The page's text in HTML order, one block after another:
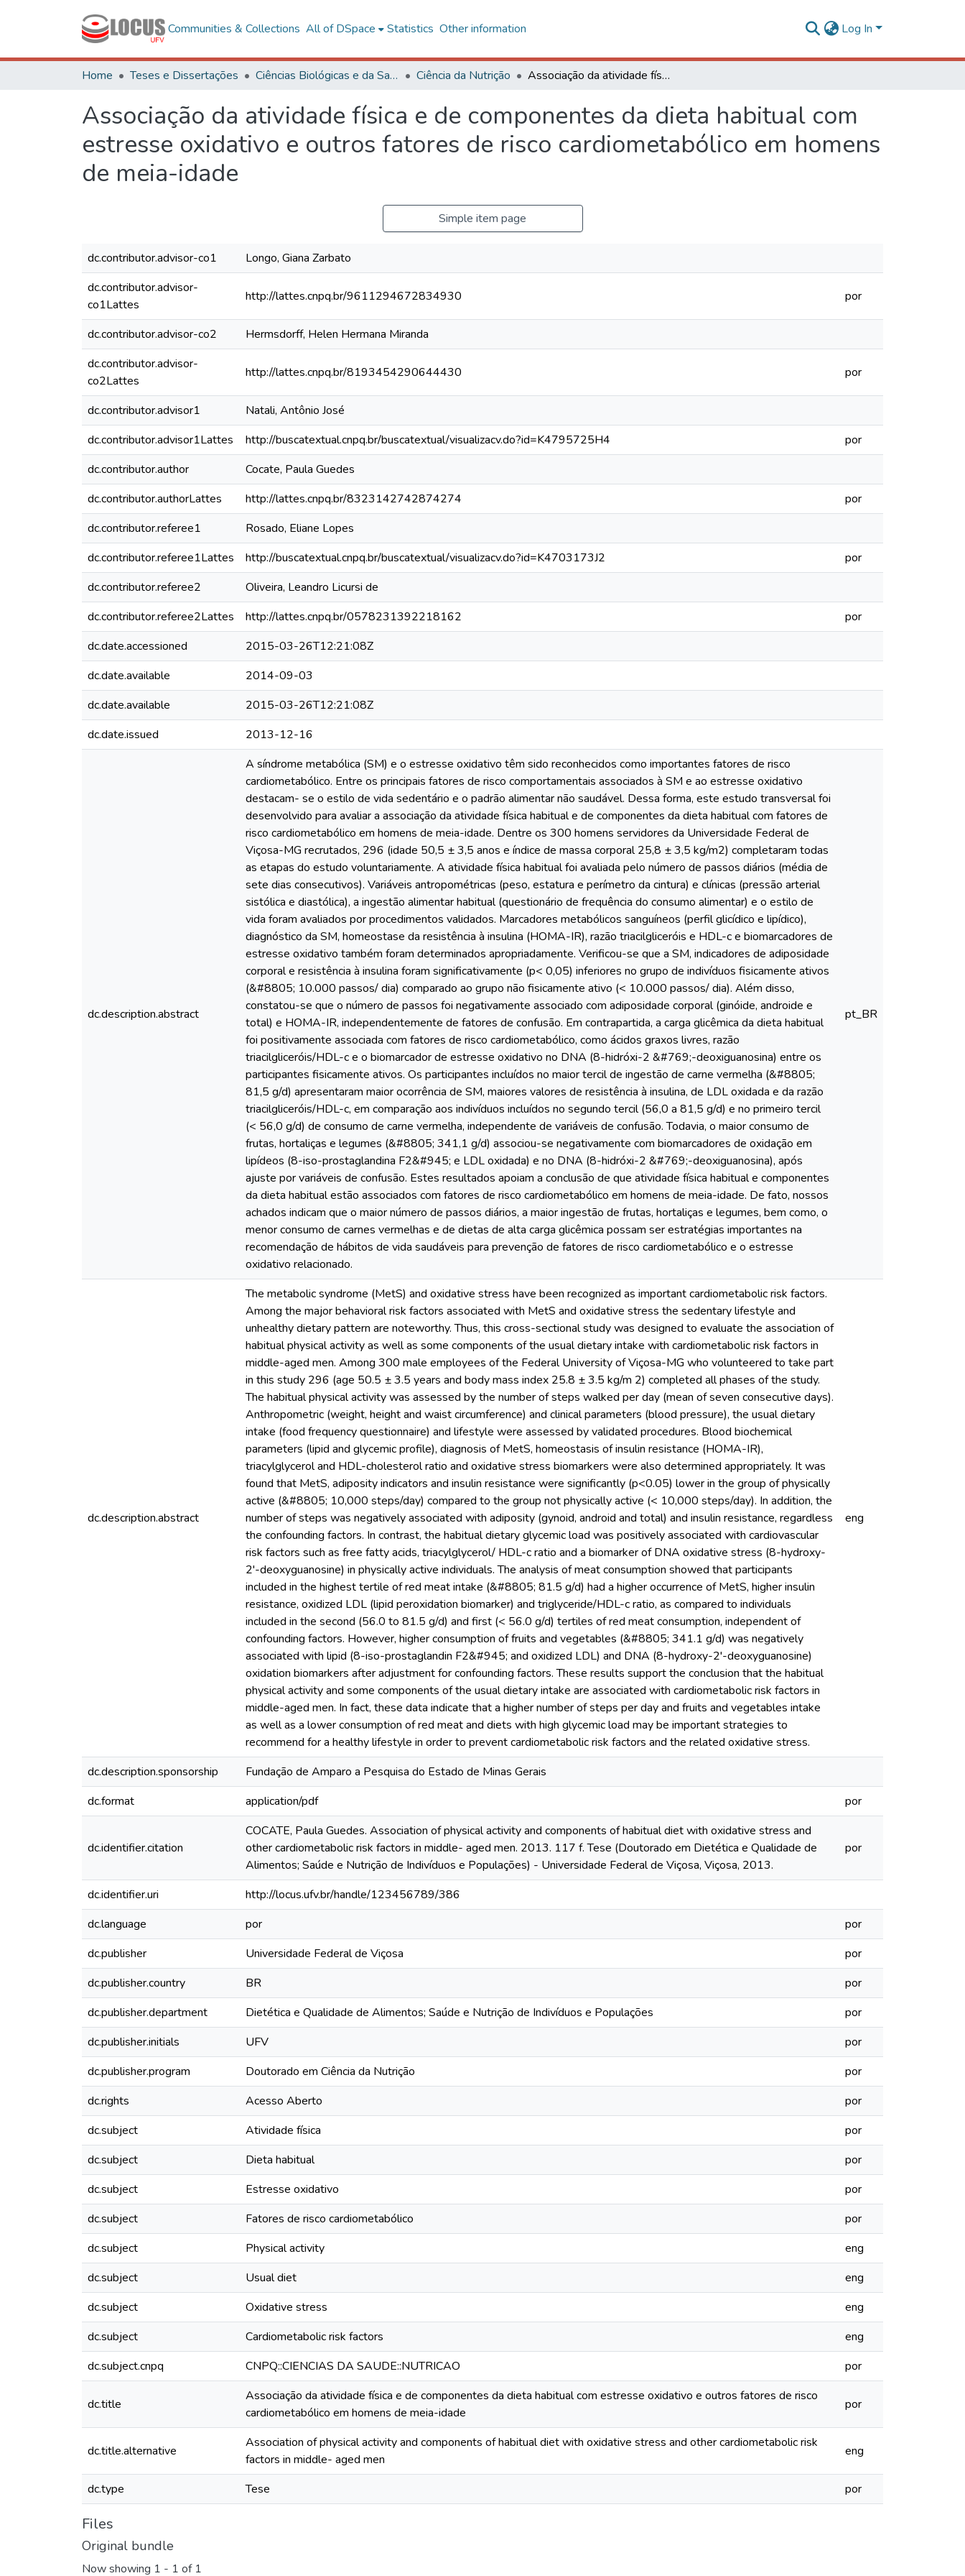
Communities & Collections All of DSpace Statistics Other information Log In
Home Teses e Dissertações Ciências Biológicas e da Saúde Ciência da Nutrição Associação da atividade física e de componentes da dieta habitual com estresse oxidativo e outros fatores de risco cardiometabólico em homens de meia-idade
Associação da atividade física e de componentes da dieta habitual com
estresse oxidativo e outros fatores de risco cardiometabólico em homens
de meia-idade
Simple item page
dc.contributor.advisor-co1
Longo, Giana Zarbato
dc.contributor.advisor-
co1Lattes
http://lattes.cnpq.br/9611294672834930 por
dc.contributor.advisor-co2
Hermsdorff, Helen Hermana Miranda
dc.contributor.advisor-
co2Lattes
http://lattes.cnpq.br/8193454290644430 por
dc.contributor.advisor1
Natali, Antônio José
dc.contributor.advisor1Lattes
http://buscatextual.cnpq.br/buscatextual/visualizacv.do?id=K4795725H4
por
dc.contributor.author
Cocate, Paula Guedes
dc.contributor.authorLattes
http://lattes.cnpq.br/8323142742874274
por
dc.contributor.referee1
Rosado, Eliane Lopes
dc.contributor.referee1Lattes
http://buscatextual.cnpq.br/buscatextual/visualizacv.do?id=K4703173J2
por
dc.contributor.referee2
Oliveira, Leandro Licursi de
dc.contributor.referee2Lattes
http://lattes.cnpq.br/0578231392218162
por
dc.date.accessioned
2015-03-26T12:21:08Z
dc.date.available
2014-09-03
dc.date.available
2015-03-26T12:21:08Z
dc.date.issued
2013-12-16
dc.description.abstract
A síndrome metabólica (SM) e o estresse oxidativo têm sido reconhecidos como importantes fatores de risco
cardiometabólico. Entre os principais fatores de risco comportamentais associados à SM e ao estresse oxidativo
destacam- se o estilo de vida sedentário e o padrão alimentar não saudável. Dessa forma, este estudo transversal foi
desenvolvido para avaliar a associação da atividade física habitual e de componentes da dieta habitual com fatores de
risco cardiometabólico em homens de meia-idade. Dentre os 300 homens servidores da Universidade Federal de
Viçosa-MG recrutados, 296 (idade 50,5 ± 3,5 anos e índice de massa corporal 25,8 ± 3,5 kg/m2) completaram todas
as etapas do estudo voluntariamente. A atividade física habitual foi avaliada pelo número de passos diários (média de
sete dias consecutivos). Variáveis antropométricas (peso, estatura e perímetro da cintura) e clínicas (pressão arterial
sistólica e diastólica), a ingestão alimentar habitual (questionário de frequência do consumo alimentar) e o estilo de
vida foram avaliados por procedimentos validados. Marcadores metabólicos sanguíneos (perfil glicídico e lipídico),
diagnóstico da SM, homeostase da resistência à insulina (HOMA-IR), razão triacilgliceróis e HDL-c e biomarcadores de
estresse oxidativo também foram determinados apropriadamente. Verificou-se que a SM, indicadores de adiposidade
corporal e resistência à insulina foram significativamente (p< 0,05) inferiores no grupo de indivíduos fisicamente ativos
(&#8805; 10.000 passos/ dia) comparado ao grupo não fisicamente ativo (< 10.000 passos/ dia). Além disso,
constatou-se que o número de passos foi negativamente associado com adiposidade corporal (ginóide, androide e
total) e HOMA-IR, independentemente de fatores de confusão. Em contrapartida, a carga glicêmica da dieta habitual
foi positivamente associada com fatores de risco cardiometabólico, como ácidos graxos livres, razão
triacilgliceróis/HDL-c e o biomarcador de estresse oxidativo no DNA (8-hidróxi-2 &#769;-deoxiguanosina) entre os
participantes fisicamente ativos. Os participantes incluídos no maior tercil de ingestão de carne vermelha (&#8805;
81,5 g/d) apresentaram maior ocorrência de SM, maiores valores de resistência à insulina, de LDL oxidada e da razão
triacilgliceróis/HDL-c, em comparação aos indivíduos incluídos no segundo tercil (56,0 a 81,5 g/d) e no primeiro tercil
(< 56,0 g/d) de consumo de carne vermelha, independente de variáveis de confusão. Todavia, o maior consumo de
frutas, hortaliças e legumes (&#8805; 341,1 g/d) associou-se negativamente com biomarcadores de oxidação em
lipídeos (8-iso-prostaglandina F2&#945; e LDL oxidada) e no DNA (8-hidróxi-2 &#769;-deoxiguanosina), após
ajuste por variáveis de confusão. Estes resultados apoiam a conclusão de que atividade física habitual e componentes
da dieta habitual estão associados com fatores de risco cardiometabólico em homens de meia-idade. De fato, nossos
achados indicam que o maior número de passos diários, a maior ingestão de frutas, hortaliças e legumes, bem como, o
menor consumo de carnes vermelhas e de dietas de alta carga glicêmica possam ser estratégias importantes na
recomendação de hábitos de vida saudáveis para prevenção de fatores de risco cardiometabólico e o estresse
oxidativo relacionado.
pt_BR
dc.description.abstract
The metabolic syndrome (MetS) and oxidative stress have been recognized as important cardiometabolic risk factors.
Among the major behavioral risk factors associated with MetS and oxidative stress the sedentary lifestyle and
unhealthy dietary pattern are noteworthy. Thus, this cross-sectional study was designed to evaluate the association of
habitual physical activity as well as some components of the usual dietary intake with cardiometabolic risk factors in
middle-aged men. Among 300 male employees of the Federal University of Viçosa-MG who volunteered to take part
in this study 296 (age 50.5 ± 3.5 years and body mass index 25.8 ± 3.5 kg/m 2) completed all phases of the study.
The habitual physical activity was assessed by the number of steps walked per day (mean of seven consecutive days).
Anthropometric (weight, height and waist circumference) and clinical parameters (blood pressure), the usual dietary
intake (food frequency questionnaire) and lifestyle were assessed by validated procedures. Blood biochemical
parameters (lipid and glycemic profile), diagnosis of MetS, homeostasis of insulin resistance (HOMA-IR),
triacylglycerol and HDL-cholesterol ratio and oxidative stress biomarkers were also determined appropriately. It was
found that MetS, adiposity indicators and insulin resistance were significantly (p<0.05) lower in the group of physically
active (&#8805; 10,000 steps/day) compared to the group not physically active (< 10,000 steps/day). In addition, the
number of steps was negatively associated with adiposity (gynoid, android and total) and insulin resistance, regardless
the confounding factors. In contrast, the habitual dietary glycemic load was positively associated with cardiovascular
risk factors such as free fatty acids, triacylglycerol/ HDL-c ratio and a biomarker of DNA oxidative stress (8-hydroxy-
2'-deoxyguanosine) in physically active individuals. The analysis of meat consumption showed that participants
included in the highest tertile of red meat intake (&#8805; 81.5 g/d) had a higher occurrence of MetS, higher insulin
resistance, oxidized LDL (lipid peroxidation biomarker) and triglyceride/HDL-c ratio, as compared to individuals
included in the second (56.0 to 81.5 g/d) and first (< 56.0 g/d) tertiles of red meat consumption, independent of
confounding factors. However, higher consumption of fruits and vegetables (&#8805; 341.1 g/d) was negatively
associated with lipid (8-iso-prostaglandin F2&#945; and oxidized LDL) and DNA (8-hydroxy-2'-deoxyguanosine)
oxidation biomarkers after adjustment for confounding factors. These results support the conclusion that the habitual
physical activity and some components of the usual dietary intake are associated with cardiometabolic risk factors in
middle-aged men. In fact, these data indicate that a higher number of steps per day and fruits and vegetables intake
as well as a lower consumption of red meat and diets with high glycemic load may be important strategies to
recommend for a healthy lifestyle in order to prevent cardiometabolic risk factors and the related oxidative stress.
eng
dc.description.sponsorship
Fundação de Amparo a Pesquisa do Estado de Minas Gerais
dc.format
application/pdf por
dc.identifier.citation
COCATE, Paula Guedes. Association of physical activity and components of habitual diet with oxidative stress and
other cardiometabolic risk factors in middle- aged men. 2013. 117 f. Tese (Doutorado em Dietética e Qualidade de
Alimentos; Saúde e Nutrição de Indivíduos e Populações) - Universidade Federal de Viçosa, Viçosa, 2013.
por
dc.identifier.uri
http://locus.ufv.br/handle/123456789/386
dc.language
por
por
dc.publisher
Universidade Federal de Viçosa
por
dc.publisher.country
BR
por
dc.publisher.department
Dietética e Qualidade de Alimentos; Saúde e Nutrição de Indivíduos e Populações
por
dc.publisher.initials
UFV
por
dc.publisher.program
Doutorado em Ciência da Nutrição
por
dc.rights
Acesso Aberto
por
dc.subject
Atividade física
por
dc.subject
Dieta habitual
por
dc.subject
Estresse oxidativo
por
dc.subject
Fatores de risco cardiometabólico
por
dc.subject
Physical activity
eng
dc.subject
Usual diet
eng
dc.subject
Oxidative stress
eng
dc.subject
Cardiometabolic risk factors
eng
dc.subject.cnpq
CNPQ::CIENCIAS DA SAUDE::NUTRICAO por
dc.title
Associação da atividade física e de componentes da dieta habitual com estresse oxidativo e outros fatores de risco
cardiometabólico em homens de meia-idade
por
dc.title.alternative
Association of physical activity and components of habitual diet with oxidative stress and other cardiometabolic risk
factors in middle- aged men
eng
dc.type Tese por
Files
Original bundle
Now showing 1 - 1 of 1